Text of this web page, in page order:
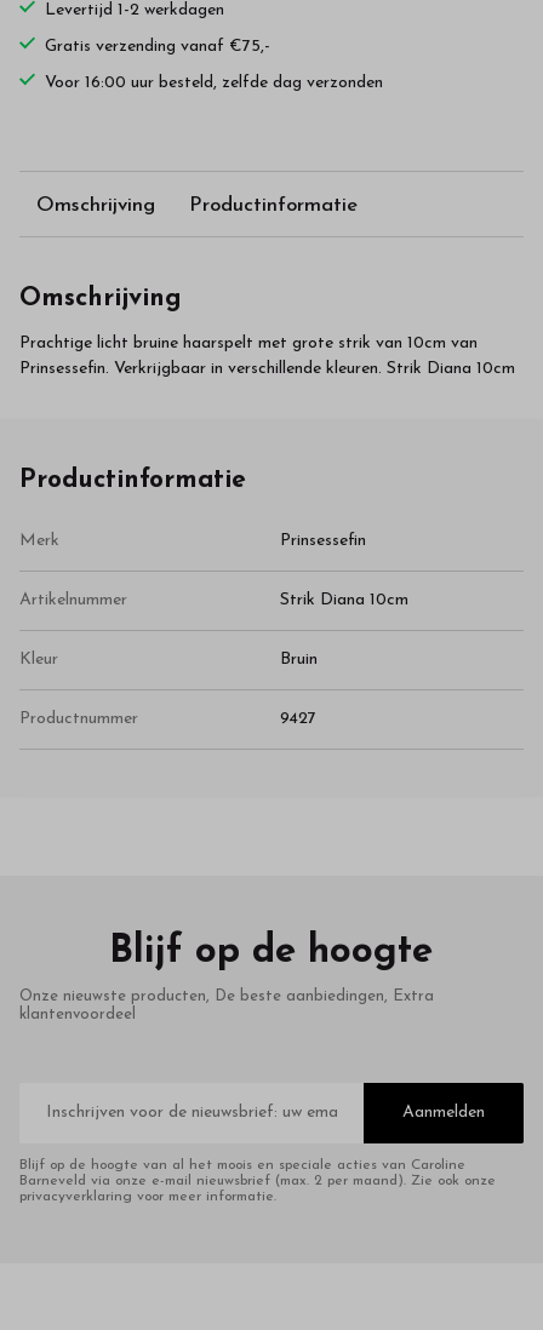
Levertijd 1-2 werkdagen
Gratis verzending vanaf €75,-
Voor 16:00 uur besteld, zelfde dag verzonden
Omschrijving Productinformatie
Omschrijving
Prachtige licht bruine haarspelt met grote strik van 10cm van
Prinsessefin. Verkrijgbaar in verschillende kleuren. Strik Diana 10cm
Productinformatie
Merk Prinsessefin
Artikelnummer Strik Diana 10cm
Kleur Bruin
Productnummer 9427
Blijf op de hoogte
Onze nieuwste producten, De beste aanbiedingen, Extra
klantenvoordeel
mailadres
Aanmelden
Blijf op de hoogte van al het moois en speciale acties van Caroline
Barneveld via onze e-mail nieuwsbrief (max. 2 per maand). Zie ook onze
privacyverklaring voor meer informatie.